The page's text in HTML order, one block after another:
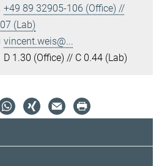
+49 89 32905-106 (Office) //
(Lab)
vincent.weis@...
D 1.30 (Office) // C 0.44 (Lab)